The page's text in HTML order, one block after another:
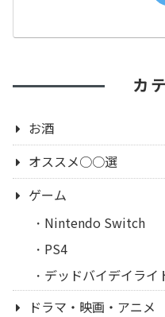
カ
お酒
オススメ○○選
ゲーム
Nintendo Switch
PS4
デッドバイデイライ
ドラマ・映画・アニメ